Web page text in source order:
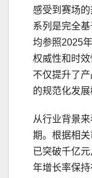
感受到赛场的
系列是完全
均参照2025
权威性和时
不仅提升了
的规范化发展
从行业背景
期。根据相
已突破千亿
年增长率保